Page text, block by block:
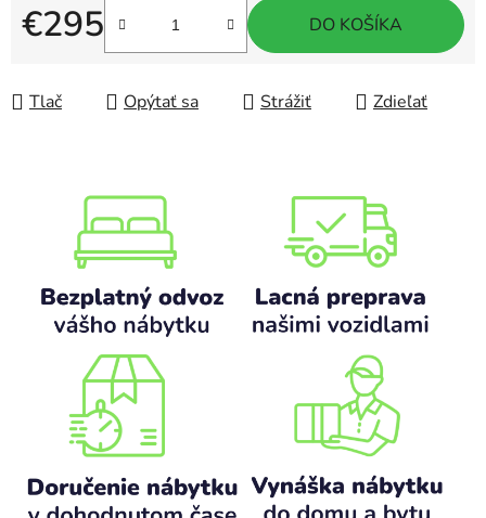
€295
Jednotková cena:
DO KOŠÍKA
Tlač Opýtať sa Strážiť Zdieľať